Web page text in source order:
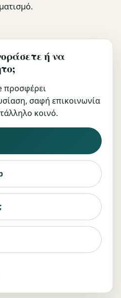
ή να
προσφέρει
σαφή επικοινωνία
κοινό.